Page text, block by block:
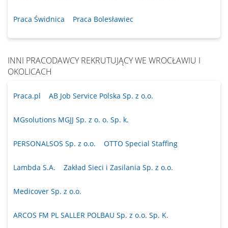
Praca Świdnica Praca Bolesławiec
INNI PRACODAWCY REKRUTUJĄCY WE WROCŁAWIU I
OKOLICACH
Praca.pl AB Job Service Polska Sp. z o.o.
MGsolutions MGJJ Sp. z o. o. Sp. k.
PERSONALSOS Sp. z o.o. OTTO Special Staffing
Lambda S.A. Zakład Sieci i Zasilania Sp. z o.o.
Medicover Sp. z o.o.
ARCOS FM PL SALLER POLBAU Sp. z o.o. Sp. K.